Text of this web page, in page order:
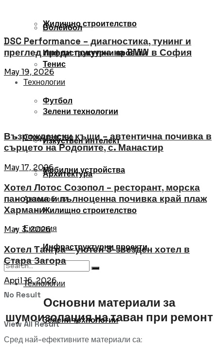
Волейбол
Тенис
Футбол
Строителство
Архитектура
Жилищно строителство
Инфраструктурни проекти
Технологии
Зелени технологии
Жилищно строителство
Инфраструктурни проекти
Технологии
Зелени технологии
Изкуствен интелект
Мобилни устройства
Автомобили
Екология
No Result
View All Result
DSC Performance – диагностика, тунинг и
преглед преди покупка на BMW в София
May 19, 2026
Възрожденски къщи – автентична почивка в
сърцето на Родопите, с. Манастир
May 17, 2026
Хотел Лотос Созопол – ресторант, морска
панорама и пълноценна почивка край плаж
Хармани
May 3, 2026
Хотел Тангра – уютен 3-звезден хотел в
Стара Загора
April 16, 2026
Основни материали за
шумоизолациянатаван при ремонт
Сред най-ефективните материали са: